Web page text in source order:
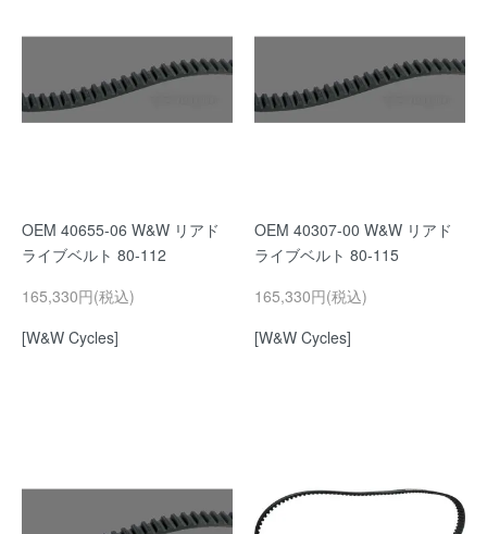
OEM 40655-06 W&W リアド
ライブベルト 80-112
165,330円(税込)
[W&W Cycles]
OEM 40307-00 W&W リアド
ライブベルト 80-115
165,330円(税込)
[W&W Cycles]